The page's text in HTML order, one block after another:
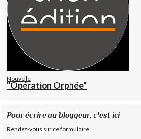
Nouvelle
"Opération Orphée"
Pour écrire au bloggeur, c'est ici
Rendez-vous sur ce formulaire